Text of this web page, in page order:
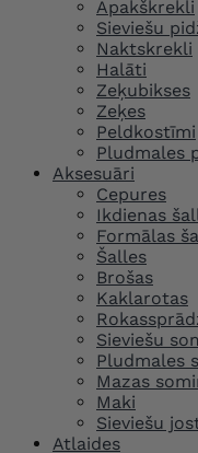
Apakškrekli
Sieviešu
Naktskrekli
Halāti
Zeķubikses
Zeķes
Peldkostīmi
Pludmales
Aksesuāri
Cepures
Ikdienas
Formālas
Šalles
Brošas
Kaklarotas
Sieviešu
Pludmales
Mazas
Maki
Sieviešu
Atlaides